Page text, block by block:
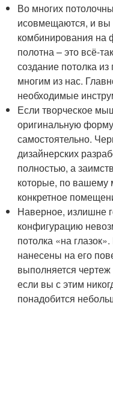
Во многих
исовмещаются, и вы
комбинирования на
полотна – это всё-
создание потолка
многим из нас.
необходимые
Если творческое
оригинальную
самостоятельно.
дизайнерских
полностью, а
которые, по вашему
конкретное
Наверное, излишне
конфигурацию
потолка «на
нанесены на его
выполняется
если вы с этим
понадобится